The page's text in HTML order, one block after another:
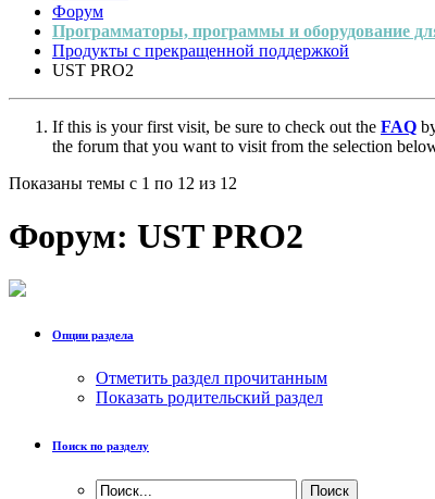
Форум
Программаторы, программы и оборудование
Продукты с прекращенной поддержкой
UST PRO2
If this is your first visit, be sure to check out the FAQ
the forum that you want to visit from the selection
Показаны темы с 1 по 12 из 12
Форум: UST PRO2
Опции раздела
Отметить раздел прочитанным
Показать родительский раздел
Поиск по разделу